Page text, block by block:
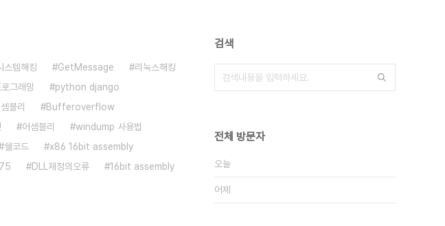
스템해킹 GetMessage
리눅스해킹
그래밍
python django
블리
Bufferoverflow
어셈블리
windump 사용법
쉘코드
x86 16bit assembly
DLL재정의오류
16bit assembly
검색
전체 방문자
오늘
어제